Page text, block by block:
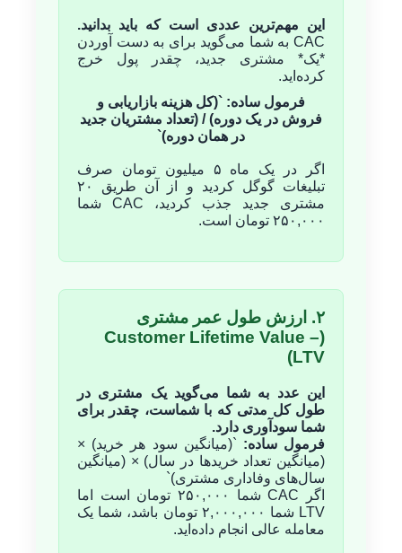
این مهم‌ترین عددی است که باید بدانید.
CAC به شما می‌گوید برای به دست آوردن
*یک* مشتری جدید، چقدر پول خرج
کرده‌اید.
فرمول ساده: `(کل هزینه بازاریابی و
فروش در یک دوره) / (تعداد مشتریان جدید
در همان دوره)`
اگر در یک ماه ۵ میلیون تومان صرف
تبلیغات گوگل کردید و از آن طریق ۲۰
مشتری جدید جذب کردید، CAC شما
۲۵۰,۰۰۰ تومان است.
۲. ارزش طول عمر مشتری
(Customer Lifetime Value –
LTV)
این عدد به شما می‌گوید یک مشتری در
طول کل مدتی که با شماست، چقدر برای
شما سودآوری دارد.
فرمول ساده: `(میانگین سود هر خرید) ×
(میانگین تعداد خریدها در سال) × (میانگین
سال‌های وفاداری مشتری)`
اگر CAC شما ۲۵۰,۰۰۰ تومان است اما
LTV شما ۲,۰۰۰,۰۰۰ تومان باشد، شما یک
معامله عالی انجام داده‌اید.